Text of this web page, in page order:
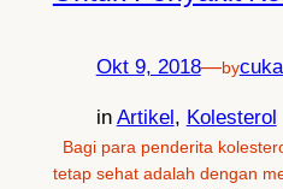
Okt 9, 2018—by
in Artikel , Kolesterol
Bagi para penderita
tetap sehat adalah dengan